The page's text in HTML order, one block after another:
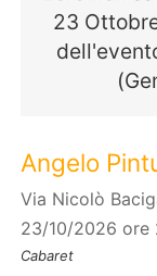
23
Angelo
Via Nicolò
23/10/2026 ore
Cabaret